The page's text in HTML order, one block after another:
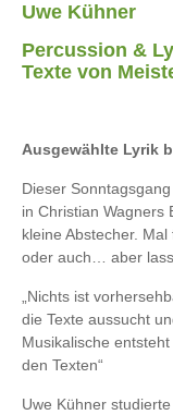
Uwe Kühner
Percussion &
Texte von
Ausgewählte Lyrik
Dieser
in Christian Wagners
kleine Abstecher.
oder auch… aber
„Nichts ist
die Texte aussucht
Musikalische
den Texten“
Uwe Kühner